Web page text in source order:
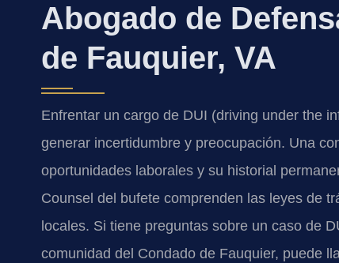
Abogado de
de Fauquier, VA
Enfrentar un cargo de DUI (driving under the
generar incertidumbre y preocupación. Una
oportunidades laborales y su historial
Counsel del bufete comprenden las leyes de
locales. Si tiene preguntas sobre un caso de
comunidad del Condado de Fauquier, puede